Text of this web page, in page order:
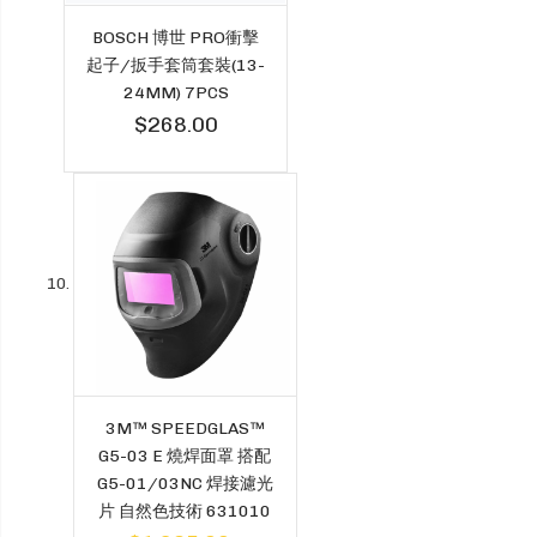
BOSCH 博世 PRO衝擊
起子/扳手套筒套裝(13-
24MM) 7PCS
$268.00
3M™ SPEEDGLAS™
G5-03 E 燒焊面罩 搭配
G5-01/03NC 焊接濾光
片 自然色技術 631010